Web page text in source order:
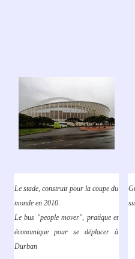
Le stade, construit pour la coupe du
monde en 2010.
Le bus "people mover", pratique et
économique pour se déplacer à
Durban